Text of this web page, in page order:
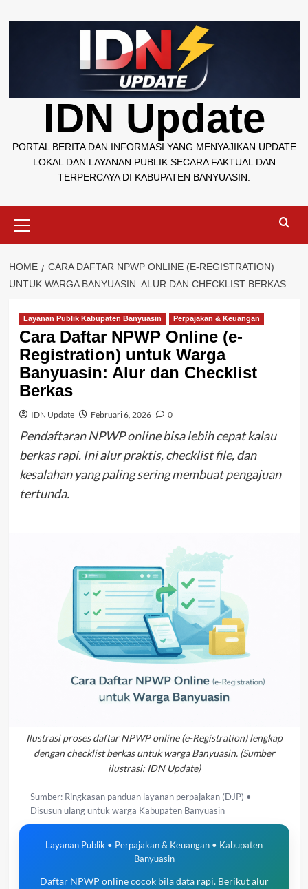
to
IDN Update
PORTAL BERITA DAN INFORMASI YANG MENYAJIKAN UPDATE
LOKAL DAN LAYANAN PUBLIK SECARA FAKTUAL DAN
TERPERCAYA DI KABUPATEN BANYUASIN.
Menu
HOME
CARA DAFTAR NPWP ONLINE (E-REGISTRATION)
UNTUK WARGA BANYUASIN: ALUR DAN CHECKLIST BERKAS
Layanan Publik Kabupaten Banyuasin Perpajakan & Keuangan
Cara Daftar NPWP Online (e-
Registration) untuk Warga
Banyuasin: Alur dan Checklist
Berkas
IDN Update Februari 6, 2026 0
Pendaftaran NPWP online bisa lebih cepat kalau
berkas rapi. Ini alur praktis, checklist file, dan
kesalahan yang paling sering membuat pengajuan
tertunda.
Ilustrasi proses daftar NPWP online (e-Registration) lengkap
dengan checklist berkas untuk warga Banyuasin. (Sumber
ilustrasi: IDN Update)
Sumber: Ringkasan panduan layanan perpajakan (DJP) •
Disusun ulang untuk warga Kabupaten Banyuasin
Layanan Publik • Perpajakan & Keuangan • Kabupaten
Banyuasin
Daftar NPWP online cocok bila data rapi. Berikut alur